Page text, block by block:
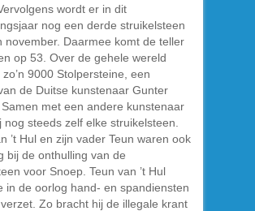
wordt er in dit
nog een derde struikelsteen
november. Daarmee komt de teller
op 53. Over de gehele wereld
9000 Stolpersteine, een
de Duitse kunstenaar Gunter
met een andere kunstenaar
nog steeds zelf elke struikelsteen.
’t Hul en zijn vader Teun waren ook
bij de onthulling van de
voor Snoep. Teun van ’t Hul
in de oorlog hand- en spandiensten
Zo bracht hij de illegale krant